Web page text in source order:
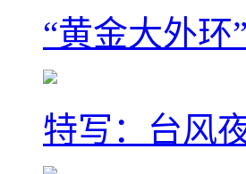
“黄金大外
特写：台风